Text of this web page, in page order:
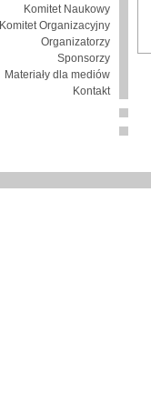
Komitet Naukowy
Komitet Organizacyjny
Organizatorzy
Sponsorzy
Materiały dla mediów
Kontakt